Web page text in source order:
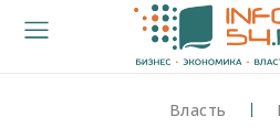
Власть